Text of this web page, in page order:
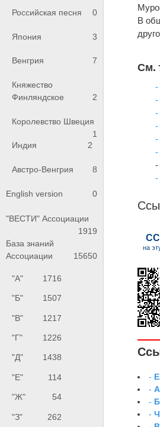
Российская песня 0
Япония 3
Венгрия 7
Княжество
Финляндское
2
Королевство Швеция
1
Индия
2
Австро-Венгрия 8
English version 0
"ВЕСТИ" Ассоциации
1919
База знаний
Ассоциации
15650
"А" 1716
"Б" 1507
"В" 1217
"Г" 1226
"Д" 1438
"Е" 114
"Ж" 54
"З" 262
В
См.
-
-
-
-
-
-
-
-